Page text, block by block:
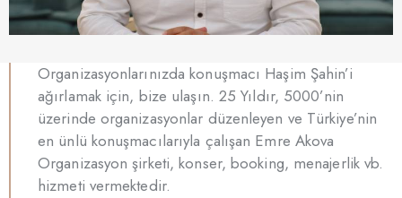
Organizasyonlarınızda konuşmacı Haşim Şahin’i
ağırlamak için, bize ulaşın. 25 Yıldır, 5000’nin
üzerinde organizasyonlar düzenleyen ve Türkiye’nin
en ünlü konuşmacılarıyla çalışan Emre Akova
Organizasyon şirketi, konser, booking, menajerlik vb.
hizmeti vermektedir.